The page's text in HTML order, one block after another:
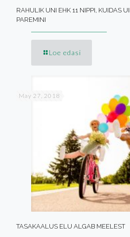
RAHULIK UNI EHK 11 NIPPI, KUIDAS
PAREMINI
Loe edasi
May 27, 2018
TASAKAALUS ELU ALGAB MEELEST